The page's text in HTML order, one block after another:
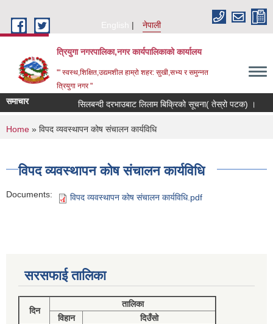
English
नेपाली
त्रियुगा नगरपालिका,नगर कार्यपालिकाको कार्यालय
'" स्वस्थ,शिक्षित,उद्यमशील हाम्रो शहर: सुखी,सभ्य र समुन्नत
त्रियुगा नगर "
समाचार सिलबन्दी दरभाउबाट लिलाम बिक्रिको सूचना( तेस्रो पटक) ।
You are here
Home » विपद व्यवस्थापन कोष संचालन कार्यविधि
विपद व्यवस्थापन कोष संचालन कार्यविधि
Documents: विपद व्यवस्थापन कोष संचालन कार्यविधि.pdf
सरसफाई तालिका
दिन
तालिका
विहान
दिउँसो